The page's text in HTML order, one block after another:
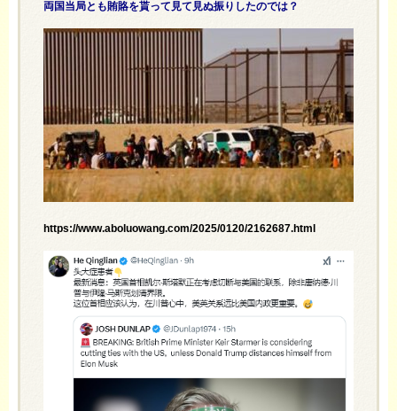
両国当局とも賄賂を貰って見て見ぬ振りしたのでは？
https://www.aboluowang.com/2025/0120/2162687.html